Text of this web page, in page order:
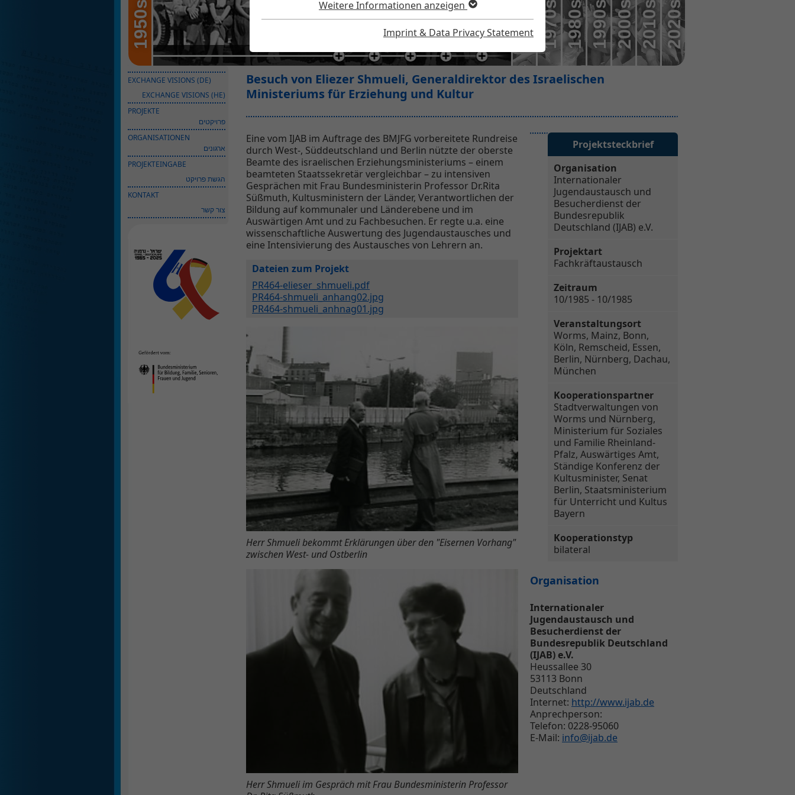
Weitere Informationen anzeigen
Imprint & Data Privacy Statement
1950s 1960s 1970s1980s1990s2000s2010s2020s
EXCHANGE VISIONS (DE)
EXCHANGE VISIONS (HE)
PROJEKTE
פרויקטים
ORGANISATIONEN
ארגונים
PROJEKTEINGABE
הגשת פרויקט
KONTAKT
צור קשר
Besuch von Eliezer Shmueli, Generaldirektor des Israelischen
Ministeriums für Erziehung und Kultur
Eine vom IJAB im Auftrage des BMJFG vorbereitete Rundreise
durch West-, Süddeutschland und Berlin nützte der oberste
Beamte des israelischen Erziehungsministeriums – einem
beamteten Staatssekretär vergleichbar – zu intensiven
Gesprächen mit Frau Bundesministerin Professor Dr.Rita
Süßmuth, Kultusministern der Länder, Verantwortlichen der
Bildung auf kommunaler und Länderebene und im
Auswärtigen Amt und zu Fachbesuchen. Er regte u.a. eine
wissenschaftliche Auswertung des Jugendaustausches und
eine Intensivierung des Austausches von Lehrern an.
Dateien zum Projekt
PR464-elieser_shmueli.pdf
PR464-shmueli_anhang02.jpg
PR464-shmueli_anhnag01.jpg
Herr Shmueli bekommt Erklärungen über den "Eisernen Vorhang"
zwischen West- und Ostberlin
Herr Shmueli im Gespräch mit Frau Bundesministerin Professor
Projektsteckbrief
Organisation
Internationaler
Jugendaustausch und
Besucherdienst der
Bundesrepublik
Deutschland (IJAB) e.V.
Projektart
Fachkräftaustausch
Zeitraum
10/1985 - 10/1985
Veranstaltungsort
Worms, Mainz, Bonn,
Köln, Remscheid, Essen,
Berlin, Nürnberg, Dachau,
München
Kooperationspartner
Stadtverwaltungen von
Worms und Nürnberg,
Ministerium für Soziales
und Familie Rheinland-
Pfalz, Auswärtiges Amt,
Ständige Konferenz der
Kultusminister, Senat
Berlin, Staatsministerium
für Unterricht und Kultus
Bayern
Kooperationstyp
bilateral
Organisation
Internationaler
Jugendaustausch und
Besucherdienst der
Bundesrepublik Deutschland
(IJAB) e.V.
Heussallee 30
53113 Bonn
Deutschland
Internet: http://www.ijab.de
Anprechperson:
Telefon: 0228-95060
E-Mail: info@ijab.de